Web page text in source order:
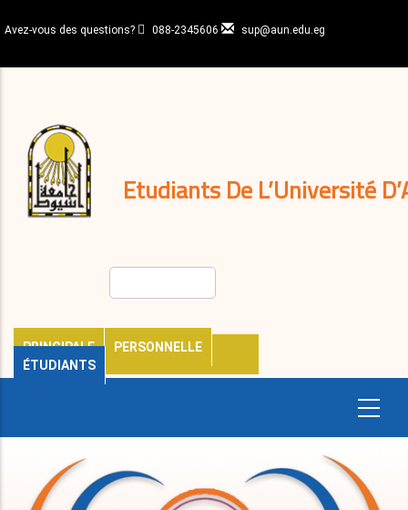
au
principal
Avez-vous des questions? 088-2345606 sup@aun.edu.eg
Etudiants De L’Université
PRINCIPALE
PERSONNELLE
ÉTUDIANTS
décisions
Expatriés
Journal